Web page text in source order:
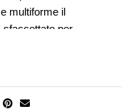
multiforme il
sfaccettato per
La divisione passa
scolastici: asili nido,
alle professioni